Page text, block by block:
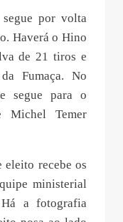
segue por volta
Haverá o Hino
de 21 tiros e
Fumaça. No
segue para o
Michel Temer
eleito recebe os
ministerial
a fotografia